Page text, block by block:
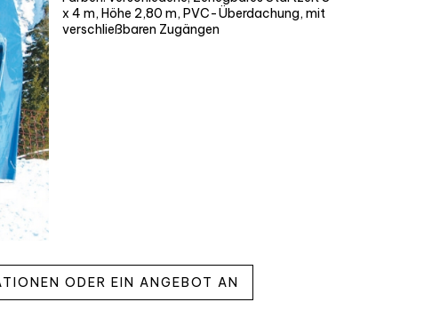
x 4 m, Höhe 2,80 m, PVC-Überdachung, mit
verschließbaren Zugängen
ODER EIN ANGEBOT AN